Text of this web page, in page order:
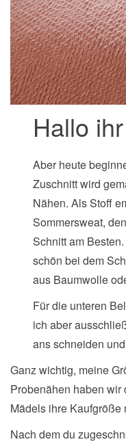
Hallo
Aber heute
Zuschnitt wird
Nähen. Als Stoff
Sommersweat,
Schnitt am
schön bei dem
aus Baumwolle
Für die unteren
ich aber
ans schneiden
Ganz wichtig, meine
Probenähen haben
Mädels ihre Kaufgröße
Nach dem du